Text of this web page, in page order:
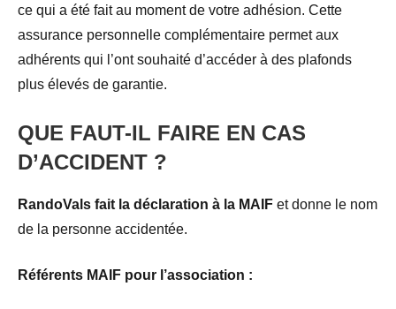
ce qui a été fait au moment de votre adhésion. Cette
assurance personnelle complémentaire permet aux
adhérents qui l’ont souhaité d’accéder à des plafonds
plus élevés de garantie.
QUE FAUT-IL FAIRE EN CAS
D’ACCIDENT ?
RandoVals fait la déclaration à la MAIF et donne le nom
de la personne accidentée.
Référents MAIF pour l’association :